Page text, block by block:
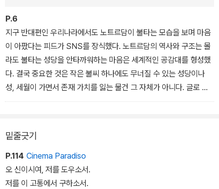
에 거주하면서 더 깊이 진행된 연구 자료와 화제가 된 최근 전시들을
통해 새롭게 밝혀진 내용들을 차곡차곡 쌓아 나갔다. 그리고 마침내
각각 다른 시기에 다른 기회로 쓰게 된 두 책을 '오브제 문화사'라는
한 목걸이에 걸고 바로 오늘의 시간 속에서 숨 쉴 수 있는 책으로 재탄
생시켰다.
그림 속에 묘사된 오브제를 통해 그 시대의 문화와 삶을 들여다보는
14세의 죽음'이나 '동양 오브제의 유럽 전래' 같은 최근 전시들에서
유려해졌고, 도판은 질이 더 좋은 것으로 교체되었다. 도판의 수도 훨
씬 더 늘어났다.
P.6
지구 반대편인 우리나라에서도 노트르담이 불타는 모습을 보며 마음
이 아팠다는 피드가 SNS를 장식했다. 노트르담의 역사와 구조는 몰
라도 불타는 성당을 안타까워하는 마음은 세계적인 공감대를 형성했
다. 결국 중요한 것은 작은 불씨 하나에도 무너질 수 있는 성당이나
성, 세월이 가면서 존재 가치를 잃는 물건 그 자체가 아니다. 글로 쓰
기만 하면 후세에 전해질 그들의 이야기, 그 속에 담겨 있는 수많은 추
었기에.
밑줄긋기
P.114 Cinema Paradiso
오 신이시여, 저를 도우소서.
저를 이 고통에서 구하소서.